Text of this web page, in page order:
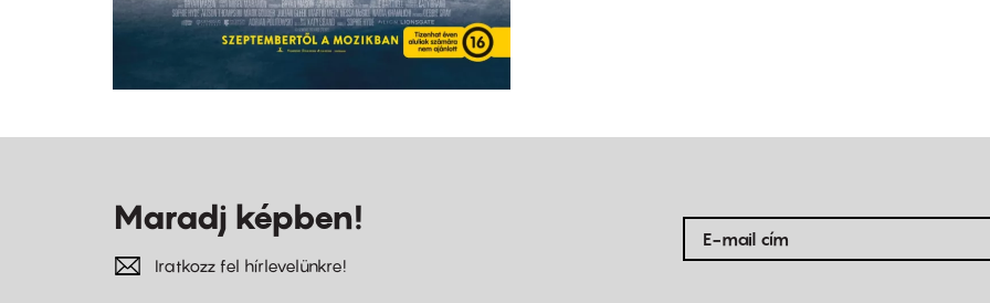
Maradj képben!
Iratkozz fel hírlevelünkre!